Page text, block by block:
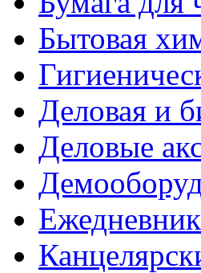
Бытовая
Деловая и
Деловые